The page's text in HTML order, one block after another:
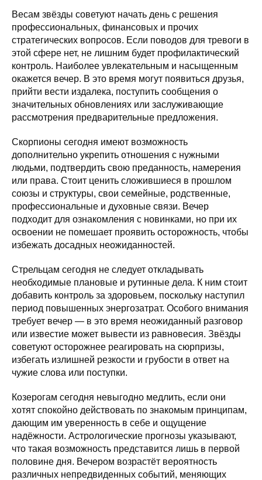
Весам звёзды советуют начать день с решения
профессиональных, финансовых и прочих
стратегических вопросов. Если поводов для тревоги в
этой сфере нет, не лишним будет профилактический
контроль. Наиболее увлекательным и насыщенным
окажется вечер. В это время могут появиться друзья,
прийти вести издалека, поступить сообщения о
значительных обновлениях или заслуживающие
рассмотрения предварительные предложения.
Скорпионы сегодня имеют возможность
дополнительно укрепить отношения с нужными
людьми, подтвердить свою преданность, намерения
или права. Стоит ценить сложившиеся в прошлом
союзы и структуры, свои семейные, родственные,
профессиональные и духовные связи. Вечер
подходит для ознакомления с новинками, но при их
освоении не помешает проявить осторожность, чтобы
избежать досадных неожиданностей.
Стрельцам сегодня не следует откладывать
необходимые плановые и рутинные дела. К ним стоит
добавить контроль за здоровьем, поскольку наступил
период повышенных энергозатрат. Особого внимания
требует вечер — в это время неожиданный разговор
или известие может вывести из равновесия. Звёзды
советуют осторожнее реагировать на сюрпризы,
избегать излишней резкости и грубости в ответ на
чужие слова или поступки.
Козерогам сегодня невыгодно медлить, если они
хотят спокойно действовать по знакомым принципам,
дающим им уверенность в себе и ощущение
надёжности. Астрологические прогнозы указывают,
что такая возможность представится лишь в первой
половине дня. Вечером возрастёт вероятность
различных непредвиденных событий, меняющих